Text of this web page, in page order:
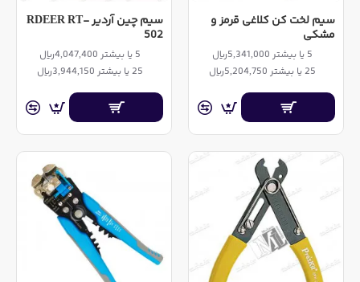
سیم لخت کن کلاغی قرمز و
مشکی
5 یا بیشتر 5,341,000ریال
25 یا بیشتر 5,204,750ریال
سیم چین آردیر RDEER RT-
502
5 یا بیشتر 4,047,400ریال
25 یا بیشتر 3,944,150ریال